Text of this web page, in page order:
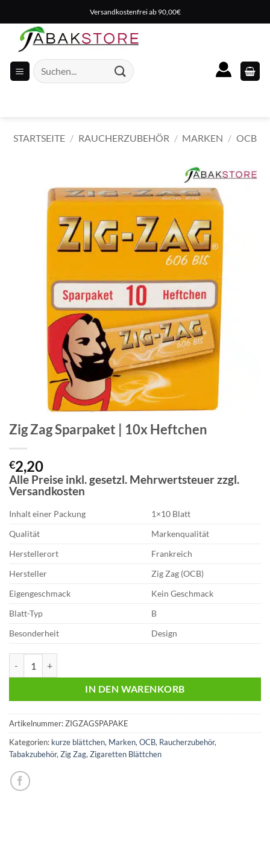
Inhalt
springen
Versandkostenfrei ab 90,00€
Suche
nach:
STARTSEITE / RAUCHERZUBEHÖR / MARKEN / OCB
Zig Zag Sparpaket | 10x Heftchen
€2,20
Alle Preise inkl. gesetzl. Mehrwertsteuer zzgl.
Versandkosten
Inhalt einer Packung
1×10 Blatt
Qualität
Markenqualität
Herstellerort
Frankreich
Hersteller
Zig Zag (OCB)
Eigengeschmack
Kein Geschmack
Blatt-Typ
B
Besonderheit
Design
IN DEN WARENKORB
Artikelnummer:ZIGZAGSPAPAKE
Kategorien: kurze blättchen, Marken, OCB, Raucherzubehör,
Tabakzubehör, Zig Zag, Zigaretten Blättchen